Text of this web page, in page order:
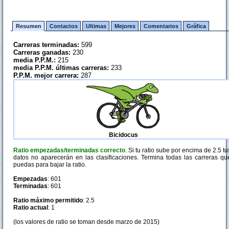
Resumen Contactos Ultimas Mejores Comentarios Gráfica
Carreras terminadas: 599
Carreras ganadas: 230
media P.P.M.: 215
media P.P.M. últimas carreras: 233
P.P.M. mejor carrera: 287
Bicidocus
Ratio empezadas/terminadas correcto. Si tu ratio sube por encima de 2.5
datos no aparecerán en las clasificaciones. Termina todas las carreras
puedas para bajar la ratio.
Empezadas: 601
Terminadas: 601
Ratio máximo permitido: 2.5
Ratio actual : 1
(los valores de ratio se toman desde marzo de 2015)